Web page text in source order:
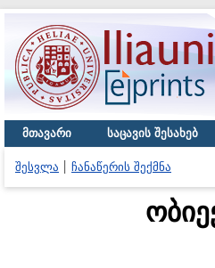
მთავარი საცავის შესახებ
შესვლა ჩანაწერის შექმნა